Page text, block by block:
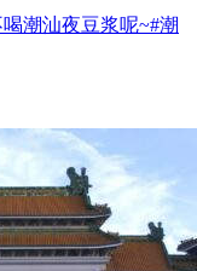
潮汕夜豆浆呢~#潮